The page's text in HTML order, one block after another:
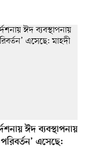
ঈদ ব্যবস্থাপনায়
এসেছে: